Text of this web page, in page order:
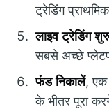
ट्रेडिंग
लाइव ट्रेडिंग
सबसे अच्छे
फंड निकालें, एक
के भीतर पूरा